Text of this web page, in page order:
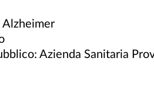
Azienda Sanitaria